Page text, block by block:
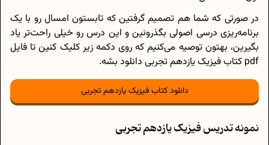
در صورتی که شما هم تصمیم گرفتین که تابستون امسال رو با یک
برنامه‌ریزی درسی اصولی بگذرونین و این درس رو خیلی راحت‌تر یاد
بگیرین، بهتون توصیه می‌کنیم که روی دکمه زیر کلیک کنین تا فایل
pdf کتاب فیزیک یازدهم تجربی دانلود بشه.
دانلود کتاب فیزیک یازدهم تجربی
نمونه تدریس فیزیک یازدهم تجربی